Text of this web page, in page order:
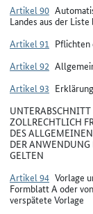
Artikel 90
Landes aus der
Artikel 91
Artikel 92
Artikel 93
ZOLLRECHTLICH
DES
DER ANWENDUNG
GELTEN
Artikel 94 Vorlage
Formblatt A oder
verspätete Vorlage